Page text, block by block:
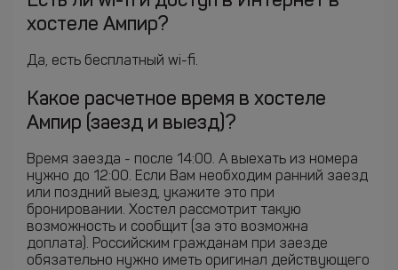
хостеле Ампир?
Да, есть бесплатный wi-fi.
Какое расчетное время в хостеле
Ампир (заезд и выезд)?
Время заезда - после 14:00. А выехать из номера
нужно до 12:00. Если Вам необходим ранний заезд
или поздний выезд, укажите это при
бронировании. Хостел рассмотрит такую
возможность и сообщит (за это возможна
доплата). Российским гражданам при заезде
обязательно нужно иметь оригинал действующего